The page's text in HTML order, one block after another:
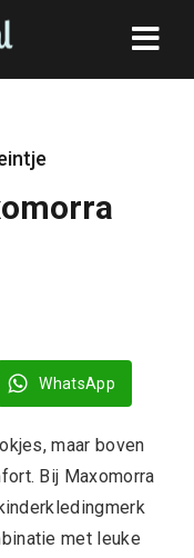
WhatsApp
maar boven
Bij Maxomorra
met leuke